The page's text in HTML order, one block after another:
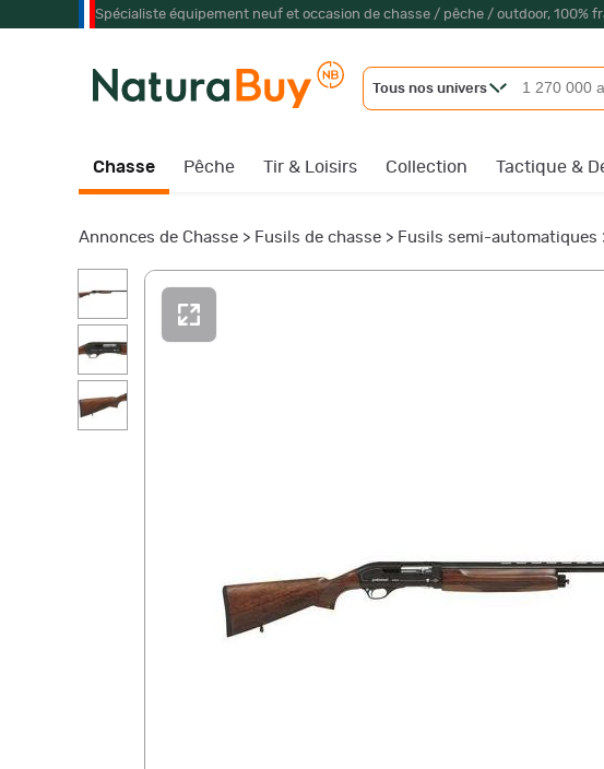
Spécialiste équipement neuf et occasion de chasse / pêche / outdoor, 100%
Tous nos univers
Chasse Pêche Tir & Loisirs Collection Tactique &
Annonces de Chasse > Fusils de chasse > Fusils semi-automatiques